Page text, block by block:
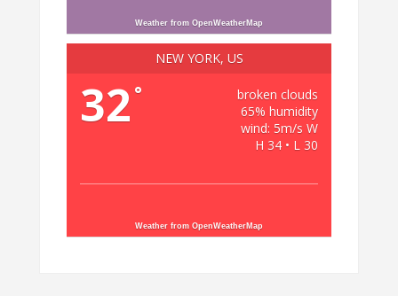
Weather from OpenWeatherMap
NEW YORK, US
32 °
broken clouds
65% humidity
wind: 5m/s W
H 34 • L 30
Weather from OpenWeatherMap